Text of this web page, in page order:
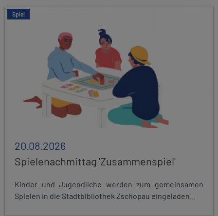
Spiel
20.08.2026
Spielenachmittag 'Zusammenspiel'
Kinder und Jugendliche werden zum gemeinsamen
Spielen in die Stadtbibliothek Zschopau eingeladen...